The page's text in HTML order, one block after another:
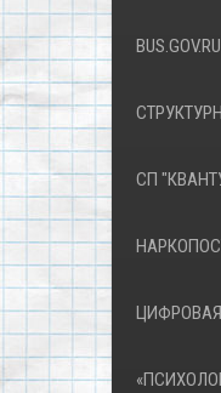
BUS.GOV.RU
СП